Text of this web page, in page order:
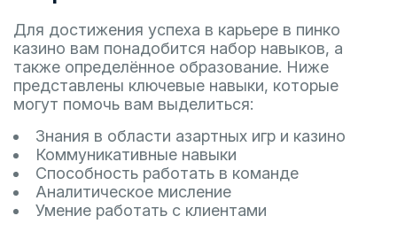
Для достижения успеха в карьере в пинко
казино вам понадобится набор навыков, а
также определённое образование. Ниже
представлены ключевые навыки, которые
могут помочь вам выделиться:
Знания в области азартных игр и казино
Коммуникативные навыки
Способность работать в команде
Аналитическое мисление
Умение работать с клиентами